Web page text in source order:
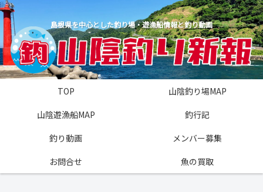
島根県を中心とした釣り場・遊漁船情報と釣り動画
TOP
山陰釣り場MAP
山陰遊漁船MAP
釣行記
釣り動画
メンバー募集
お問合せ
魚の買取